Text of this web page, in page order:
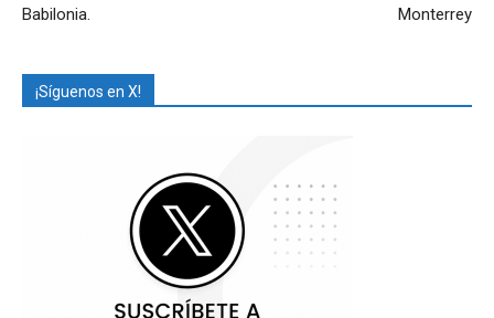
Babilonia.
Monterrey
¡Síguenos en X!